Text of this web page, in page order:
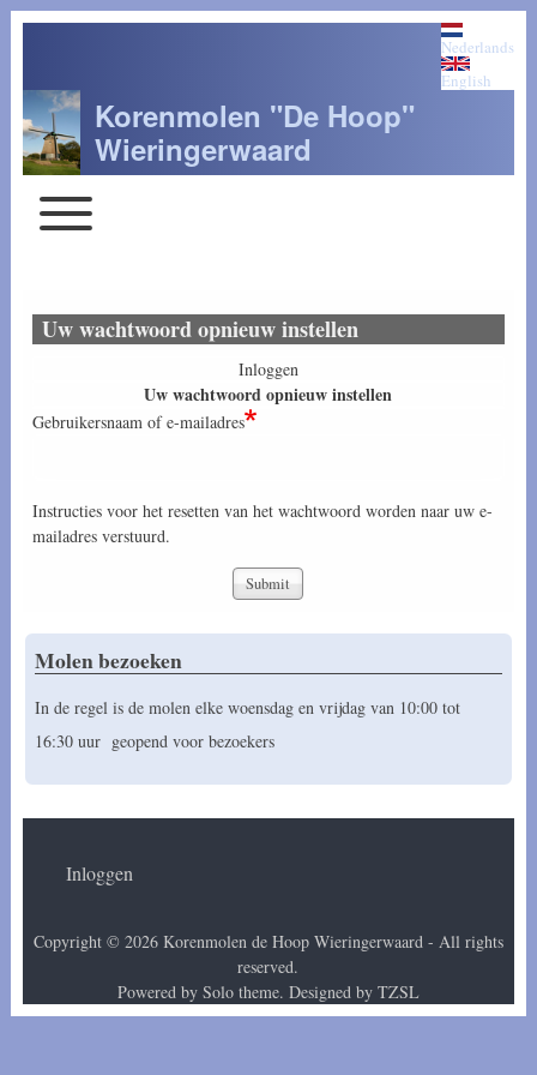
Nederlands
English
Korenmolen "De Hoop"
Wieringerwaard
Main navigation
Toggle main menu
Uw wachtwoord opnieuw instellen
Primary tabs
Inloggen
Uw wachtwoord opnieuw instellen
Gebruikersnaam of e-mailadres
Instructies voor het resetten van het wachtwoord worden naar uw e-
mailadres verstuurd.
Molen bezoeken
In de regel is de molen elke woensdag en vrijdag van 10:00 tot
16:30 uur geopend voor bezoekers
User account menu
Inloggen
Copyright © 2026 Korenmolen de Hoop Wieringerwaard - All rights
reserved.
Powered by Solo theme. Designed by TZSL